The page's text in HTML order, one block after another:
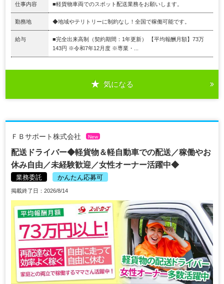
仕事内容 ■軽貨物車両でのスポット配送業務をお願いします。
勤務地 ◆地域やテリトリーに制約なし！全国で稼働可能です。
給与
■完全出来高制（契約期間：1年更新） 【平均報酬月額】73万
143円 ※令和7年12月度 ※専業・...
気になる
ＦＢサポート株式会社 New
配送ドライバー◆軽貨物＆軽自動車での配送／稼働やお
休み自由／未経験歓迎／女性オーナー活躍中◆
業務委託 かんたん応募可
掲載終了日：2026/8/14